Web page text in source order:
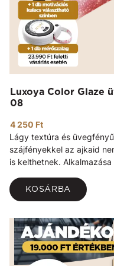
Luxoya Color Glaze
08
4 250 Ft
Lágy textúra és
szájfényekkel az ajkaid
is kelthetnek. Alkalmazása
KOSÁRBA